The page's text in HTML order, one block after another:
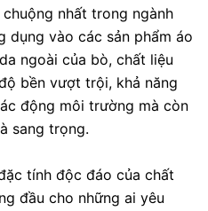
nhất trong ngành
dụng vào các sản phẩm áo
ngoài của bò, chất liệu
bền vượt trội, khả năng
động môi trường mà còn
sang trọng.
tính độc đáo của chất
đầu cho những ai yêu